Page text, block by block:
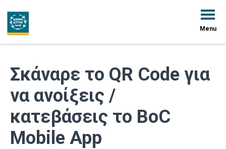
Menu
Σκάναρε το QR Code για
να ανοίξεις /
κατεβάσεις το BoC
Mobile App